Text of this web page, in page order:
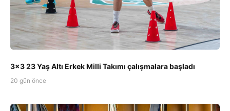
3x3 23 Yaş Altı Erkek Milli Takımı çalışmalara başladı
20 gün önce